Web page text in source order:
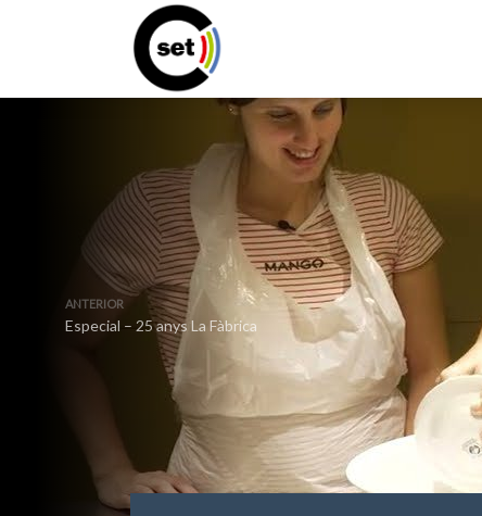
ANTERIOR
Especial – 25 anys La Fàbrica